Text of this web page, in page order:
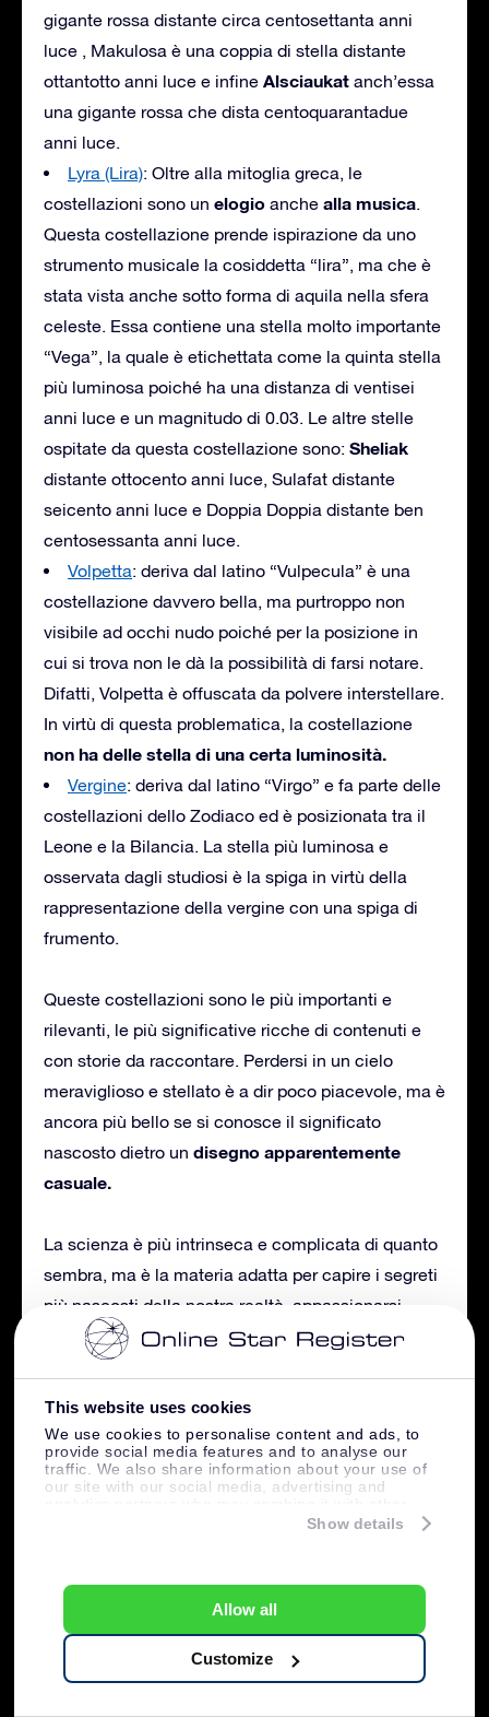
This website uses cookies
We use cookies to personalise content and ads, to
provide social media features and to analyse our
traffic. We also share information about your use of
our site with our social media, advertising and
information that you’ve provided to them or that
Show details
Allow all
Customize
gigante rossa distante circa centosettanta anni
luce , Makulosa è una coppia di stella distante
ottantotto anni luce e infine Alsciaukat anch’essa
una gigante rossa che dista centoquarantadue
anni luce.
Lyra (Lira): Oltre alla mitoglia greca, le
costellazioni sono un elogio anche alla musica.
Questa costellazione prende ispirazione da uno
strumento musicale la cosiddetta “lira”, ma che è
stata vista anche sotto forma di aquila nella sfera
celeste. Essa contiene una stella molto importante
“Vega”, la quale è etichettata come la quinta stella
più luminosa poiché ha una distanza di ventisei
anni luce e un magnitudo di 0.03. Le altre stelle
ospitate da questa costellazione sono: Sheliak
distante ottocento anni luce, Sulafat distante
seicento anni luce e Doppia Doppia distante ben
centosessanta anni luce.
Volpetta: deriva dal latino “Vulpecula” è una
costellazione davvero bella, ma purtroppo non
visibile ad occhi nudo poiché per la posizione in
cui si trova non le dà la possibilità di farsi notare.
Difatti, Volpetta è offuscata da polvere interstellare.
In virtù di questa problematica, la costellazione
non ha delle stella di una certa luminosità.
Vergine: deriva dal latino “Virgo” e fa parte delle
costellazioni dello Zodiaco ed è posizionata tra il
Leone e la Bilancia. La stella più luminosa e
osservata dagli studiosi è la spiga in virtù della
rappresentazione della vergine con una spiga di
frumento.
Queste costellazioni sono le più importanti e
rilevanti, le più significative ricche di contenuti e
con storie da raccontare. Perdersi in un cielo
meraviglioso e stellato è a dir poco piacevole, ma è
ancora più bello se si conosce il significato
nascosto dietro un disegno apparentemente
casuale.
La scienza è più intrinseca e complicata di quanto
sembra, ma è la materia adatta per capire i segreti
più nascosti della nostra realtà, appassionarsi
sempre di più, giorno dopo giorno e non esserne
mai davvero sazi. La storia ci insegna che
guardare le stelle ci porterà sempre alla scelta
giusta.
Massimiliano Milli
Scrittore presso Online Star Register
Massimiliano Milli: Laureato in Lingue e
letterature straniere, aono appassionato di